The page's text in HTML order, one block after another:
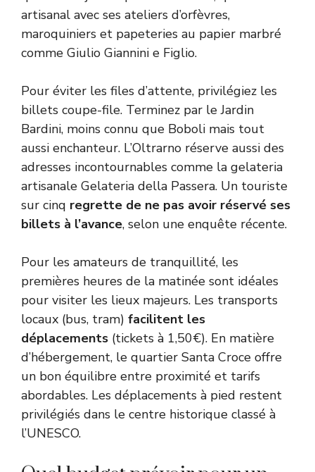
artisanal avec ses ateliers d’orfèvres,
maroquiniers et papeteries au papier marbré
comme Giulio Giannini e Figlio.
Pour éviter les files d’attente, privilégiez les
billets coupe-file. Terminez par le Jardin
Bardini, moins connu que Boboli mais tout
aussi enchanteur. L’Oltrarno réserve aussi des
adresses incontournables comme la gelateria
artisanale Gelateria della Passera. Un touriste
sur cinq regrette de ne pas avoir réservé ses
billets à l’avance, selon une enquête récente.
Pour les amateurs de tranquillité, les
premières heures de la matinée sont idéales
pour visiter les lieux majeurs. Les transports
locaux (bus, tram) facilitent les
déplacements (tickets à 1,50€). En matière
d’hébergement, le quartier Santa Croce offre
un bon équilibre entre proximité et tarifs
abordables. Les déplacements à pied restent
privilégiés dans le centre historique classé à
l’UNESCO.